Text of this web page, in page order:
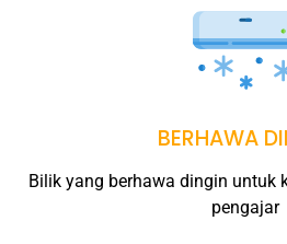
BERHAWA
Bilik yang berhawa dingin untuk
pengajar